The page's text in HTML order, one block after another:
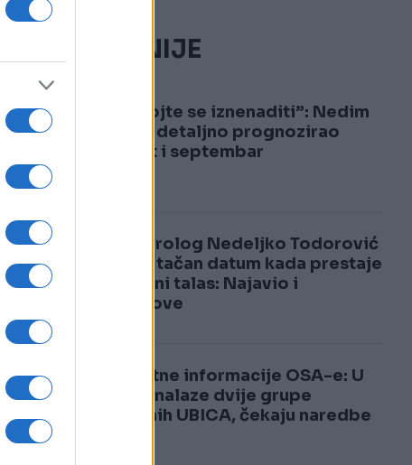
NAJČITANIJE
1
“Nemojte se iznenaditi”: Nedim
Sladić detaljno prognozirao
avgust i septembar
2
Meteorolog Nedeljko Todorović
otkrio tačan datum kada prestaje
toplotni talas: Najavio i
pljuskove
3
Šokantne informacije OSA-e: U
BiH se nalaze dvije grupe
plaćenih UBICA, čekaju naredbe